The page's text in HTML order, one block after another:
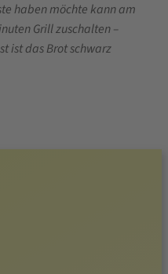
haben möchte kann am
Grill zuschalten –
ist das Brot schwarz